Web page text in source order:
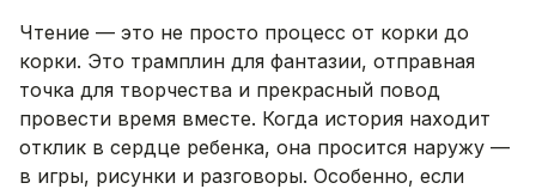
Чтение — это не просто процесс от корки до
корки. Это трамплин для фантазии, отправная
точка для творчества и прекрасный повод
провести время вместе. Когда история находит
отклик в сердце ребенка, она просится наружу —
в игры, рисунки и разговоры. Особенно, если